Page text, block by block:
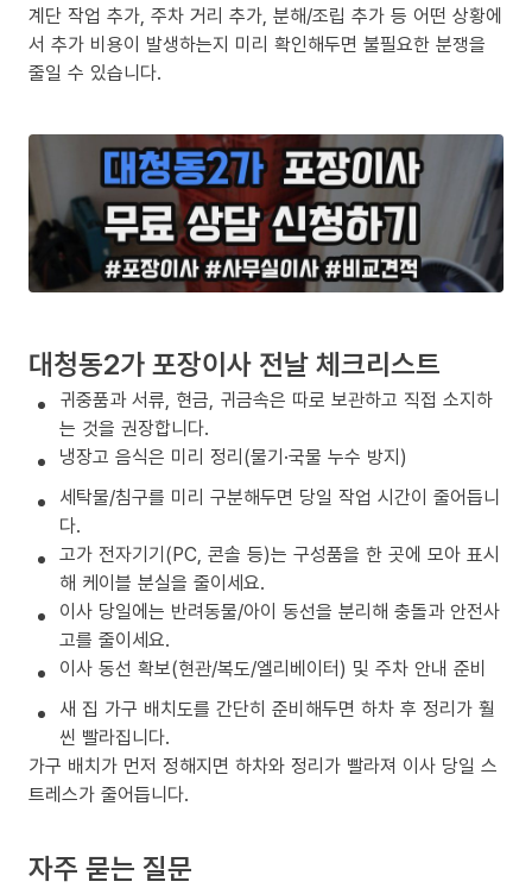
계단 작업 추가, 주차 거리 추가, 분해/조립 추가 등 어떤 상황에
서 추가 비용이 발생하는지 미리 확인해두면 불필요한 분쟁을
줄일 수 있습니다.
대청동2가 포장이사 전날 체크리스트
귀중품과 서류, 현금, 귀금속은 따로 보관하고 직접 소지하
는 것을 권장합니다.
냉장고 음식은 미리 정리(물기·국물 누수 방지)
세탁물/침구를 미리 구분해두면 당일 작업 시간이 줄어듭니
다.
고가 전자기기(PC, 콘솔 등)는 구성품을 한 곳에 모아 표시
해 케이블 분실을 줄이세요.
이사 당일에는 반려동물/아이 동선을 분리해 충돌과 안전사
고를 줄이세요.
이사 동선 확보(현관/복도/엘리베이터) 및 주차 안내 준비
새 집 가구 배치도를 간단히 준비해두면 하차 후 정리가 훨
씬 빨라집니다.
가구 배치가 먼저 정해지면 하차와 정리가 빨라져 이사 당일 스
트레스가 줄어듭니다.
자주 묻는 질문